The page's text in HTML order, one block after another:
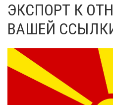
ЭКСПОРТ К
ВАШЕЙ